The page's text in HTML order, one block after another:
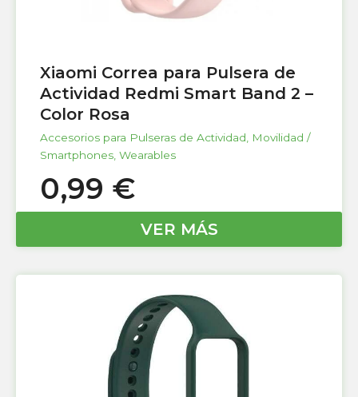
Xiaomi Correa para Pulsera de
Actividad Redmi Smart Band 2 –
Color Rosa
Accesorios para Pulseras de Actividad, Movilidad /
Smartphones, Wearables
0,99 €
VER MÁS